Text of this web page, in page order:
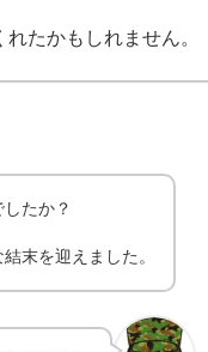
たかもしれません。
たか？
末を迎えました。